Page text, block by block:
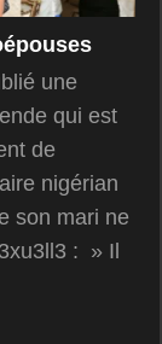
une
qui est
de
nigérian
son mari ne
: » Il